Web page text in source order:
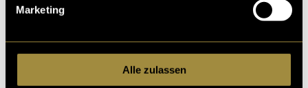
Marketing
Alle zulassen